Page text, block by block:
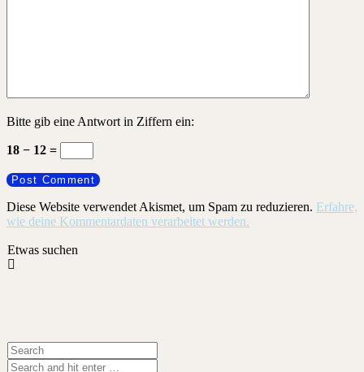
Bitte gib eine Antwort in Ziffern ein:
18 − 12 =
Diese Website verwendet Akismet, um Spam zu reduzieren. Erfahre,
wie deine Kommentardaten verarbeitet werden.
Etwas suchen